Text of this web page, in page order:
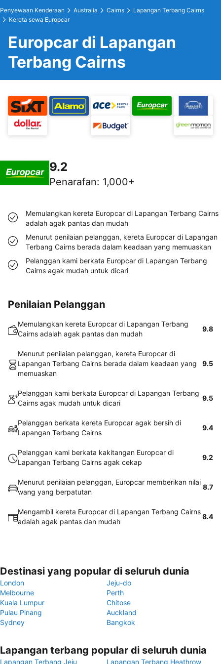
Penyewaan Kenderaan Australia Cairns
Lapangan Terbang Cairns
Kereta sewa Europcar
Europcar di Lapangan
Terbang Cairns
9.2
Penarafan: 1,000+
Memulangkan kereta Europcar di Lapangan Terbang Cairns
adalah agak pantas dan mudah
Menurut penilaian pelanggan, kereta Europcar di Lapangan
Terbang Cairns berada dalam keadaan yang memuaskan
Pelanggan kami berkata Europcar di Lapangan Terbang
Cairns agak mudah untuk dicari
Penilaian Pelanggan
Memulangkan kereta Europcar di Lapangan Terbang
Cairns adalah agak pantas dan mudah
9.8
Menurut penilaian pelanggan, kereta Europcar di
Lapangan Terbang Cairns berada dalam keadaan yang
memuaskan
9.5
Pelanggan kami berkata Europcar di Lapangan Terbang
Cairns agak mudah untuk dicari
9.5
Pelanggan berkata kereta Europcar agak bersih di
Lapangan Terbang Cairns
9.4
Pelanggan kami berkata kakitangan Europcar di
Lapangan Terbang Cairns agak cekap
9.2
Menurut penilaian pelanggan, Europcar memberikan nilai
wang yang berpatutan
8.7
Mengambil kereta Europcar di Lapangan Terbang Cairns
adalah agak pantas dan mudah
8.4
Destinasi yang popular di seluruh dunia
London
Jeju-do
Melbourne
Perth
Kuala Lumpur
Chitose
Pulau Pinang
Auckland
Sydney
Bangkok
Lapangan terbang popular di seluruh dunia
Lapangan Terbang Jeju Lapangan Terbang Heathrow